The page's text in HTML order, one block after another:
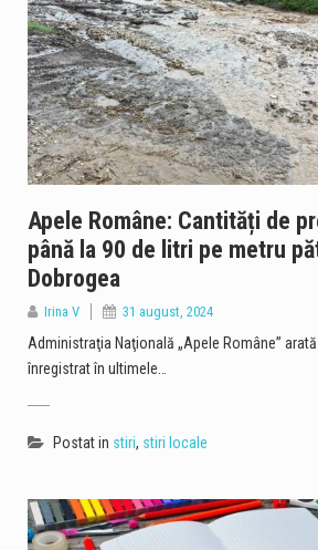
Apele Române: Cantități de
până la 90 de litri pe metru
Dobrogea
Irina V 31 august, 2024
Administraţia Naţională „Apele Române”
înregistrat în ultimele…
Postat in stiri, stiri locale